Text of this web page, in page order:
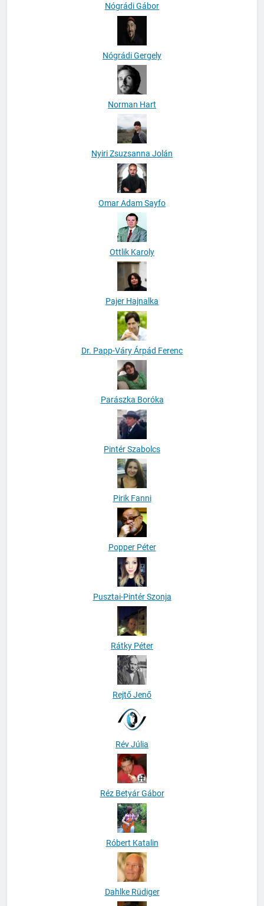
Nógrádi Gábor
Nógrádi Gergely
Norman Hart
Nyiri Zsuzsanna Jolán
Omar Adam Sayfo
Ottlik Karoly
Pajer Hajnalka
Dr. Papp-Váry Árpád Ferenc
Parászka Boróka
Pintér Szabolcs
Pirik Fanni
Popper Péter
Pusztai-Pintér Szonja
Rátky Péter
Rejtő Jenő
Rév Júlia
Réz Betyár Gábor
Róbert Katalin
Dahlke Rüdiger